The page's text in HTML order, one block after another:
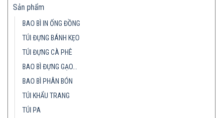
Sản phẩm
BAO BÌ IN ỐNG ĐỒNG
TÚI ĐỰNG BÁNH KẸO
TÚI ĐỰNG CÀ PHÊ
BAO BÌ ĐỰNG GẠO…
BAO BÌ PHÂN BÓN
TÚI KHẨU TRANG
TÚI PA